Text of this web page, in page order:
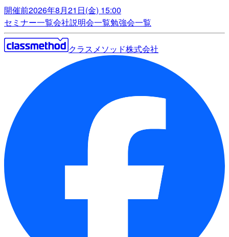
開催前2026年8月21日(金) 15:00
セミナー一覧会社説明会一覧勉強会一覧
クラスメソッド株式会社